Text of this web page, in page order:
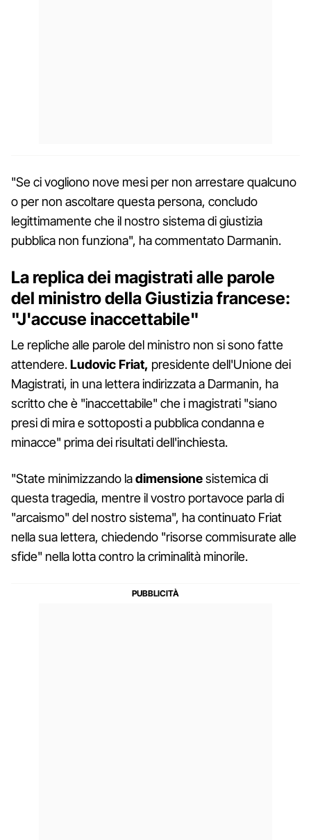
"Se ci vogliono nove mesi per non arrestare qualcuno
o per non ascoltare questa persona, concludo
legittimamente che il nostro sistema di giustizia
pubblica non funziona", ha commentato Darmanin.
La replica dei magistrati alle parole
del ministro della Giustizia francese:
"J'accuse inaccettabile"
Le repliche alle parole del ministro non si sono fatte
attendere.Ludovic Friat, presidente dell'Unione dei
Magistrati, in una lettera indirizzata a Darmanin, ha
scritto che è "inaccettabile" che i magistrati "siano
presi di mira e sottoposti a pubblica condanna e
minacce" prima dei risultati dell'inchiesta.
"State minimizzando ladimensionesistemica di
questa tragedia, mentre il vostro portavoce parla di
"arcaismo" del nostro sistema", ha continuato Friat
nella sua lettera, chiedendo "risorse commisurate alle
sfide" nella lotta contro la criminalità minorile.